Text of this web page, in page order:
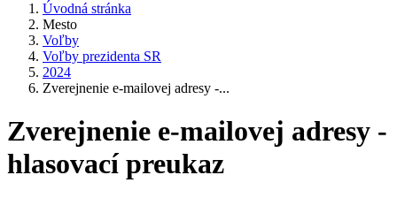
Úvodná stránka
Mesto
Voľby
Voľby prezidenta SR
2024
Zverejnenie e-mailovej adresy -...
Zverejnenie e-mailovej adresy -
hlasovací preukaz